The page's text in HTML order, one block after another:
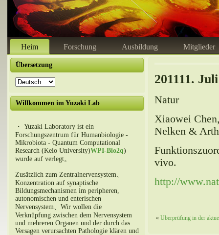
Heim Forschung Ausbildung Mitglieder
Übersetzung
Willkommen im Yuzaki Lab
・ Yuzaki Laboratory ist ein
Forschungszentrum für Humanbiologie -
Mikrobiota - Quantum Computational
Research (Keio University)WPI-Bio2q)
wurde auf verlegt。
Zusätzlich zum Zentralnervensystem、
Konzentration auf synaptische
Bildungsmechanismen im peripheren,
autonomischen und enterischen
Nervensystem、Wir wollen die
Verknüpfung zwischen dem Nervensystem
und mehreren Organen und der durch das
Versagen verursachten Pathologie klären und
201111.
Natur
Xiaowei
Nelken &
vivo.
http://
« Überprüfung in der